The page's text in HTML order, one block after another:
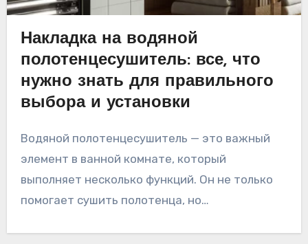
Накладка на водяной
полотенцесушитель: все, что
нужно знать для правильного
выбора и установки
Водяной полотенцесушитель — это важный
элемент в ванной комнате, который
выполняет несколько функций. Он не только
помогает сушить полотенца, но…